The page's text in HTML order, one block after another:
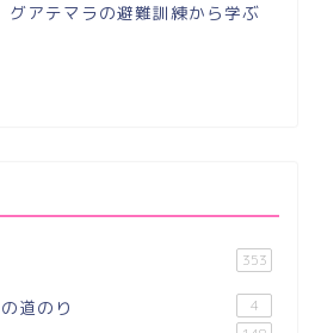
グアテマラの避難訓練から学ぶ
353
道のり 4